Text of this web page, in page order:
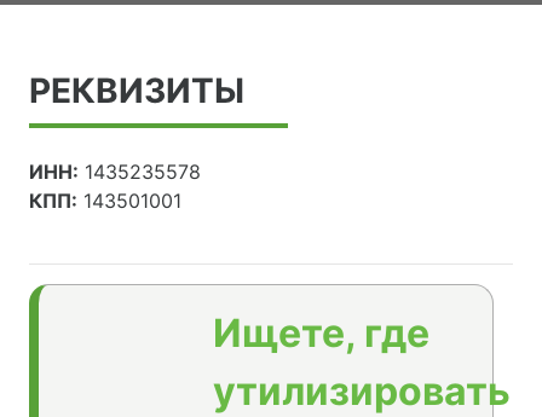
РЕКВИЗИТЫ
ИНН: 1435235578
КПП: 143501001
Ищете, где
утилизировать